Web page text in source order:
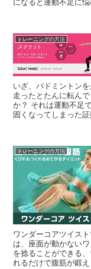
トレーニングの方法
いざ、バドミントン
走ったとたんに転ん
か？ それは運動不足
固くなってしまった
トレーニングの方法
ワンダーコアツイス
は、座面が動かない
を捻ることができる
れるだけで腹筋が鍛